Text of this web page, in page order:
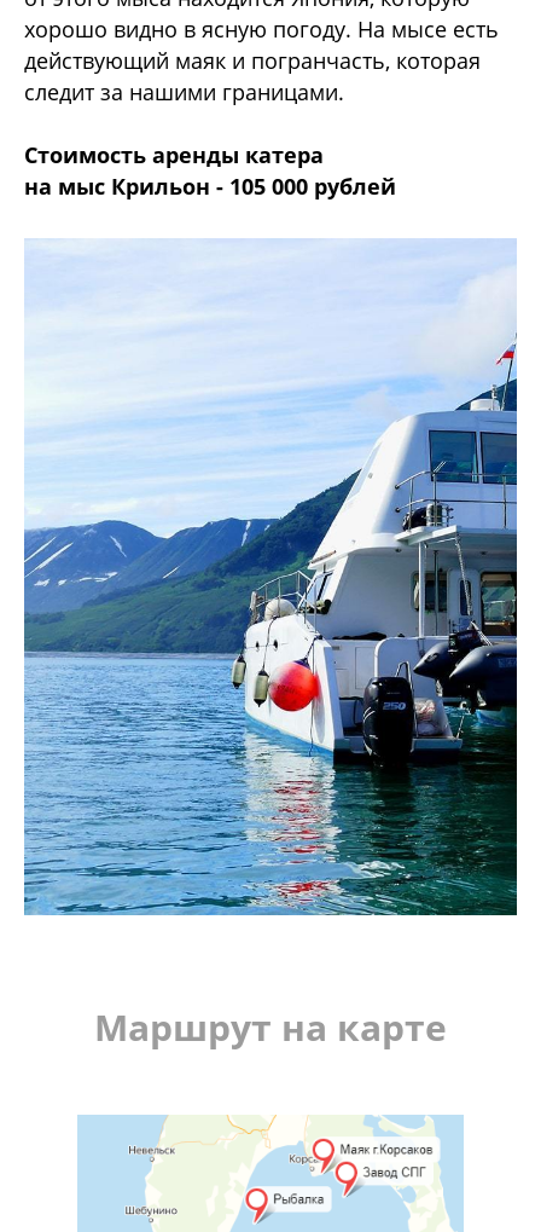
хорошо видно в ясную погоду. На мысе есть
действующий маяк и погранчасть, которая
следит за нашими границами.
Стоимость аренды катера
на мыс Крильон - 105 000 рублей
Маршрут на карте